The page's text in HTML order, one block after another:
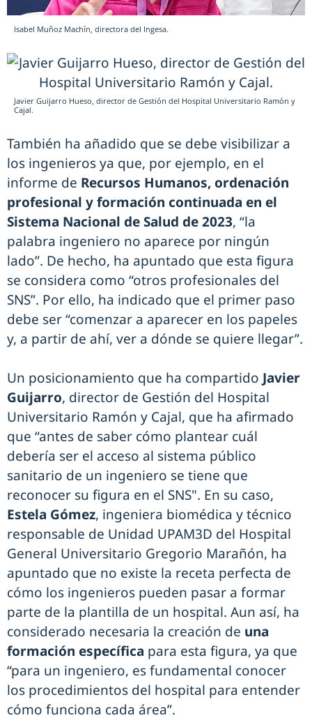
Isabel Muñoz Machín, directora del Ingesa.
Javier Guijarro Hueso, director de Gestión del Hospital Universitario Ramón y
Cajal.
También ha añadido que se debe visibilizar a
los ingenieros ya que, por ejemplo, en el
informe de Recursos Humanos, ordenación
profesional y formación continuada en el
Sistema Nacional de Salud de 2023, “la
palabra ingeniero no aparece por ningún
lado”. De hecho, ha apuntado que esta figura
se considera como “otros profesionales del
SNS”. Por ello, ha indicado que el primer paso
debe ser “comenzar a aparecer en los papeles
y, a partir de ahí, ver a dónde se quiere llegar”.
Un posicionamiento que ha compartido Javier
Guijarro, director de Gestión del Hospital
Universitario Ramón y Cajal, que ha afirmado
que “antes de saber cómo plantear cuál
debería ser el acceso al sistema público
sanitario de un ingeniero se tiene que
reconocer su figura en el SNS". En su caso,
Estela Gómez, ingeniera biomédica y técnico
responsable de Unidad UPAM3D del Hospital
General Universitario Gregorio Marañón, ha
apuntado que no existe la receta perfecta de
cómo los ingenieros pueden pasar a formar
parte de la plantilla de un hospital. Aun así, ha
considerado necesaria la creación de una
formación específica para esta figura, ya que
“para un ingeniero, es fundamental conocer
los procedimientos del hospital para entender
cómo funciona cada área”.